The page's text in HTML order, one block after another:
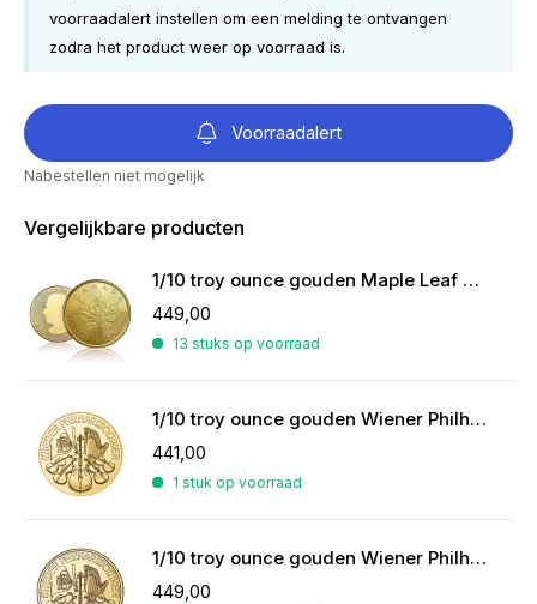
voorraadalert instellen om een melding te ontvangen
zodra het product weer op voorraad is.
Voorraadalert
Nabestellen niet mogelijk
Vergelijkbare producten
1/10 troy ounce gouden Maple Leaf munt 2026
449,00
13 stuks op voorraad
1/10 troy ounce gouden Wiener Philharmoniker munt
441,00
1 stuk op voorraad
1/10 troy ounce gouden Wiener Philharmoniker munt 2026
449,00